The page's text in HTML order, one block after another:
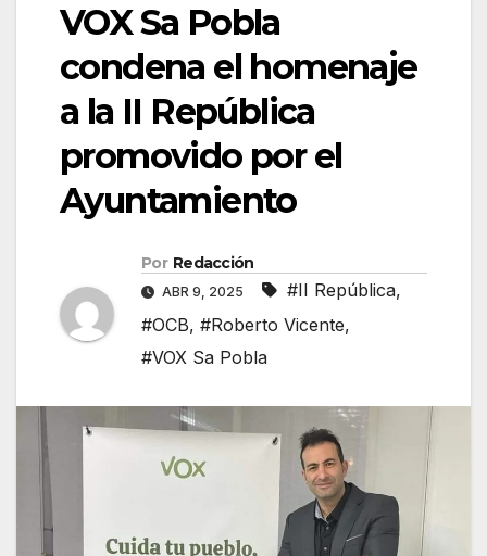
VOX Sa Pobla
condena el homenaje
a la II República
promovido por el
Ayuntamiento
Por Redacción
ABR 9, 2025 #II República,
#OCB, #Roberto Vicente,
#VOX Sa Pobla